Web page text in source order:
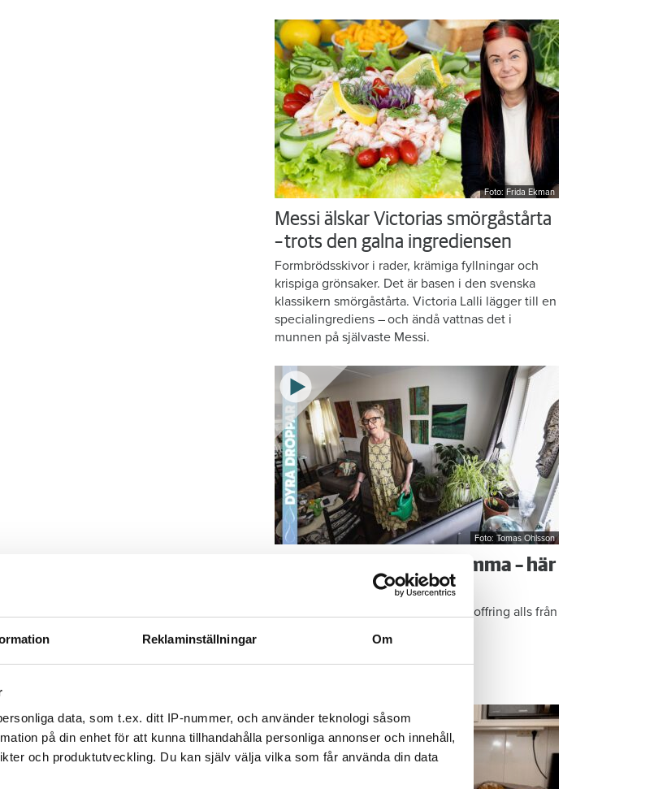
Reklaminställningar Om
data, som t.ex. ditt IP-nummer, och använder teknologi såsom
på din enhet för att kunna tillhandahålla personliga annonser och innehåll,
och produktutveckling. Du kan själv välja vilka som får använda din data
bostadsfrågor.
vi hinner.
Foto: Frida Ekman
Messi älskar Victorias smörgåstårta
– trots den galna ingrediensen
Formbrödsskivor i rader, krämiga fyllningar och
krispiga grönsaker. Det är basen i den svenska
klassikern smörgåstårta. Victoria Lalli lägger till en
specialingrediens – och ändå vattnas det i
munnen på självaste Messi.
Foto: Tomas Ohlsson
Så sparar du vatten hemma – här
är Kristins bästa tips
Knepen är enkla: ”Det är ingen uppoffring alls från